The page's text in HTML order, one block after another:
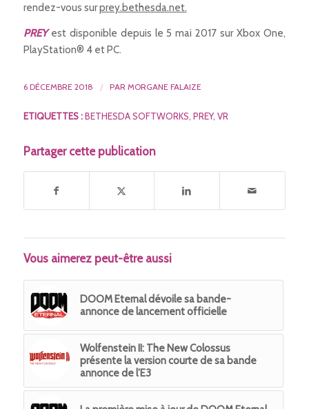
rendez-vous surprey.bethesda.net.
PREYest disponible depuis le 5 mai 2017 sur Xbox One,
PlayStation® 4 et PC.
6 DÉCEMBRE 2018 / PAR MORGANE FALAIZE
ETIQUETTES : BETHESDA SOFTWORKS, PREY, VR
Partager cette publication
Vous aimerez peut-être aussi
DOOM Eternal dévoile sa bande-
annonce de lancement officielle
Wolfenstein II: The New Colossus
présente la version courte de sa bande
annonce de l’E3